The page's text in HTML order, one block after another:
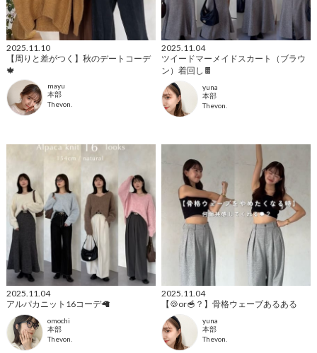
2025.11.10
【周りと差がつく】秋のデートコーデ
🍁
mayu
本部
Thevon.
2025.11.04
ツイードマーメイドスカート（ブラウ
ン）着回し🍫
yuna
本部
Thevon.
2025.11.04
アルパカニット16コーデ🦙
omochi
本部
Thevon.
2025.11.04
【🍪or🥣？】骨格ウェーブあるある
yuna
本部
Thevon.